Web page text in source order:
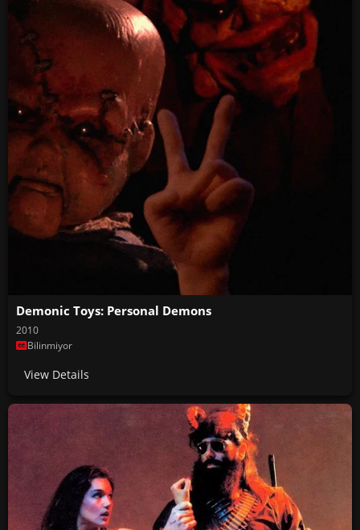
Demonic Toys: Personal Demons
2010
Bilinmiyor
View Details